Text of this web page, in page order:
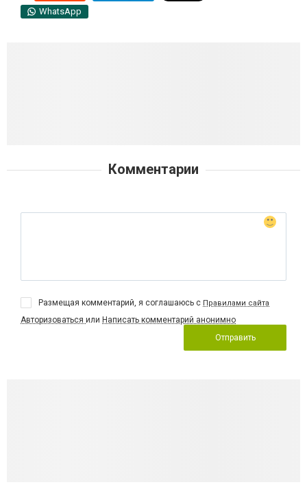
WhatsApp
Комментарии
Размещая комментарий, я соглашаюсь с Правилами сайта
Авторизоваться или Написать комментарий анонимно
Отправить